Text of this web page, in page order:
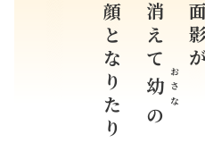
面
消えて
幼 おさな
の
顔となりたり